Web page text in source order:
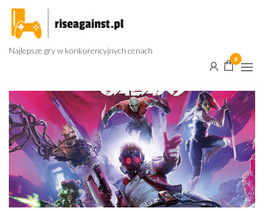
Przejdź
treści
Najlepsze gry w konkurencyjnych cenach
0